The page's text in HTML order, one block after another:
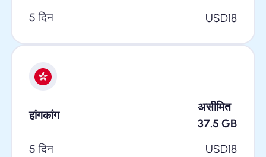
5 दिन
USD18
हांगकांग
असीमित
37.5 GB
5 दिन
USD18